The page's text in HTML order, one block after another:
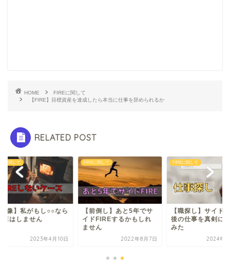
HOME
FIREに関して
【FIRE】目標資産を達成したら本当に仕事を辞められるか
RELATED POST
関して
像】私がもし○○なら
はしません
2023年4月10日
FIREに関して
【前倒し】あと5年でサ
イドFIREするかもしれ
ません
2022年8月7日
FIREに関して
【職探し】サイド
後の仕事を真剣に調
みた
2024年6